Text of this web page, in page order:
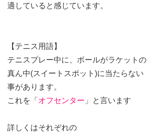
適していると感じています。
【テニス用語】
テニスプレー中に、ボールがラケットの
真ん中(スイートスポット)に当たらない
事があります。
これを「 オフセンター 」と言います
詳しくはそれぞれの